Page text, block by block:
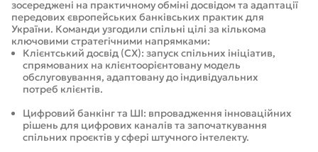
зосереджені на практичному обміні досвідом та адаптації
передових європейських банківських практик для
України. Команди узгодили спільні цілі за кількома
ключовими стратегічними напрямками:
Клієнтський досвід (CX): запуск спільних ініціатив,
спрямованих на клієнтоорієнтовану модель
обслуговування, адаптовану до індивідуальних
потреб клієнтів.
Цифровий банкінг та ШІ: впровадження інноваційних
рішень для цифрових каналів та започаткування
спільних проєктів у сфері штучного інтелекту.